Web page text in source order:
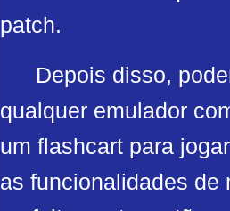
patch.
Depois disso,
qualquer emulador
um flashcart para
as funcionalidades de